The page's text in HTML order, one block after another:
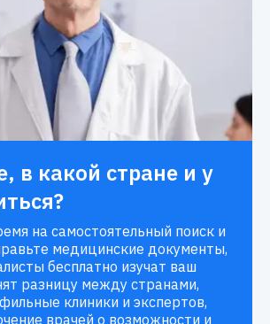
в какой стране и у
на самостоятельный поиск и
медицинские документы,
бесплатно изучат ваш
разницу между странами,
клиники и экспертов,
врачей о возможности и